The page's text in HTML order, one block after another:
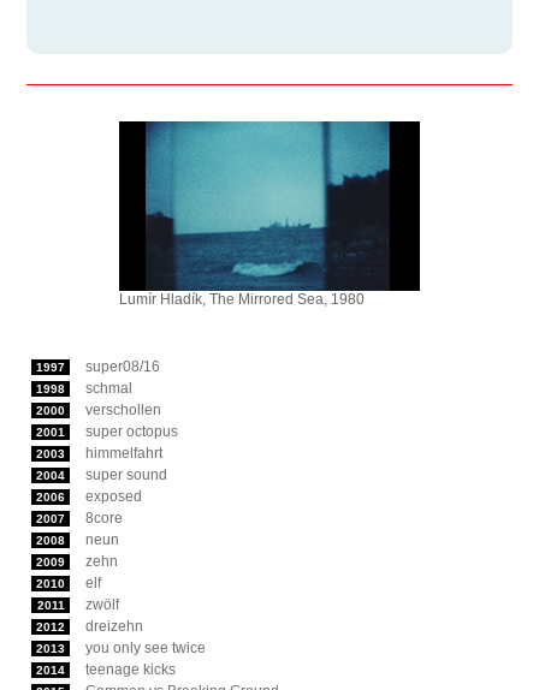
1997 super08/16
1998 schmal
2000 verschollen
2001 super octopus
2003 himmelfahrt
2004 super sound
2006 exposed
2007 8core
2008 neun
2009 zehn
2010 elf
2011 zwölf
2012 dreizehn
2013 you only see twice
2014 teenage kicks
Lumír Hladík, The Mirrored Sea, 1980